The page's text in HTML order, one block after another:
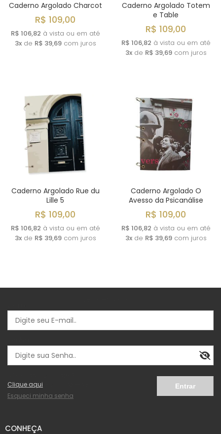
Caderno Argolado Charcot
R$ 109,00
R$ 106,82 à vista ou em até
3xde R$ 39,69com juros
Caderno Argolado Totem
e Table
R$ 109,00
R$ 106,82 à vista ou em até
3xde R$ 39,69com juros
Caderno Argolado Rue du
Lille 5
R$ 109,00
R$ 106,82 à vista ou em até
3xde R$ 39,69com juros
Caderno Argolado O
Avesso da Psicanálise
R$ 109,00
R$ 106,82 à vista ou em até
3xde R$ 39,69com juros
Clique aqui
Esqueci minha senha
CONHEÇA